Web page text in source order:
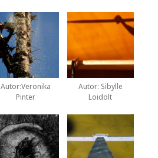
Autor:Veronika
Pinter
Autor: Sibylle
Loidolt